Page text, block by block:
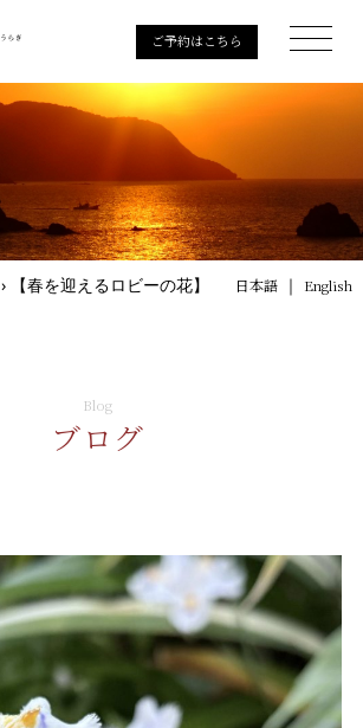
ご予約はこちら
›【春を迎えるロビーの花】 日本語 ｜ English
Blog
ブログ